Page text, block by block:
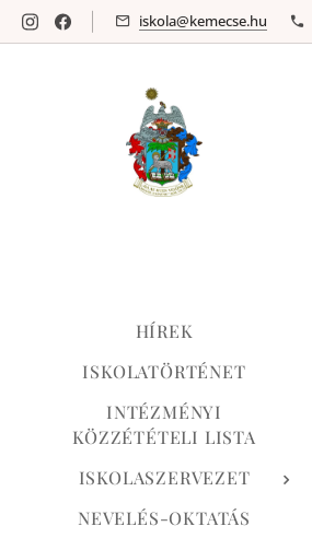
iskola@kemecse.hu
HÍREK
ISKOLATÖRTÉNET
INTÉZMÉNYI
KÖZZÉTÉTELI LISTA
ISKOLASZERVEZET
NEVELÉS-OKTATÁS